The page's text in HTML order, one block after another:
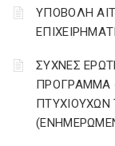
ΥΠΟΒΟΛΗ
ΣΥΧΝΕΣ
ΠΡΟΓΡΑΜΜΑ
ΠΤΥΧΙΟΥΧΩΝ